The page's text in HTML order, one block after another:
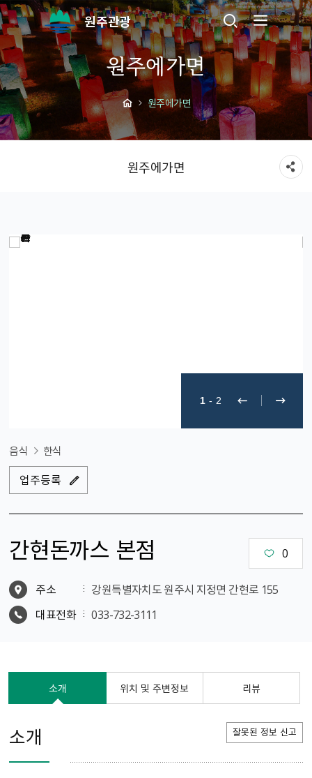
원주관광
원주에가면
원주에가면
원주에가면
1 - 2
음식 한식
업주등록
간현돈까스 본점 0
주소
강원특별자치도 원주시 지정면 간현로 155
대표전화
033-732-3111
소개 위치 및 주변정보 리뷰
소개 잘못된 정보 신고